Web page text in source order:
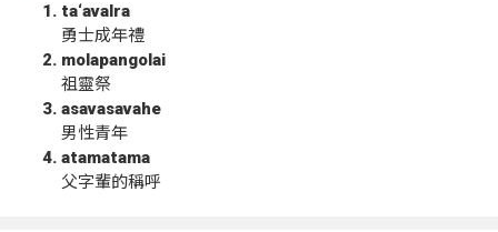
ta‘avalra
勇士成年禮
molapangolai
祖靈祭
asavasavahe
男性青年
atamatama
父字輩的稱呼